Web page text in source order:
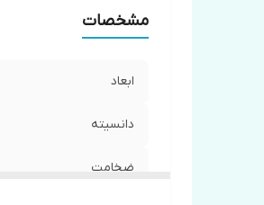
مشخصات
ابعاد
دانسيته
ضخامت